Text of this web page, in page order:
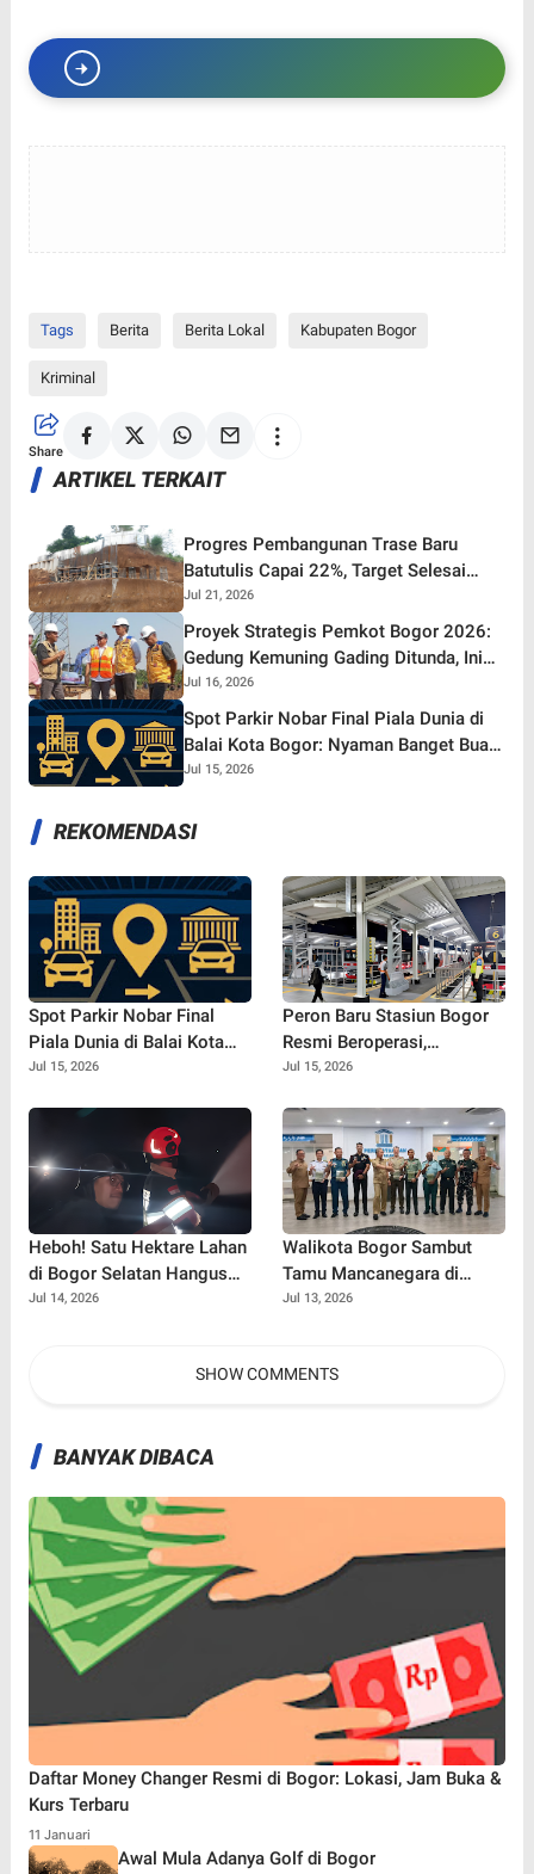
Tags Berita Berita Lokal Kabupaten Bogor
Kriminal
Share
ARTIKEL TERKAIT
Progres Pembangunan Trase Baru
Batutulis Capai 22%, Target Selesai
Oktober 2026!
Jul 21, 2026
Proyek Strategis Pemkot Bogor 2026:
Gedung Kemuning Gading Ditunda, Ini
yang Tetap Gaspol!
Jul 16, 2026
Spot Parkir Nobar Final Piala Dunia di
Balai Kota Bogor: Nyaman Banget Buat
Nonton Bareng!
Jul 15, 2026
REKOMENDASI
Spot Parkir Nobar Final
Piala Dunia di Balai Kota
Bogor: Nyaman Banget
Jul 15, 2026
Peron Baru Stasiun Bogor
Resmi Beroperasi,
Commuter Line SF12 Siap
Jul 15, 2026
Heboh! Satu Hektare Lahan
di Bogor Selatan Hangus
Terbakar, Warga Diminta
Jul 14, 2026
Walikota Bogor Sambut
Tamu Mancanegara di
Perpustakaan Kota Bogor,
Jul 13, 2026
SHOW COMMENTS
BANYAK DIBACA
Daftar Money Changer Resmi di Bogor: Lokasi, Jam Buka &
Kurs Terbaru
11 Januari
Awal Mula Adanya Golf di Bogor